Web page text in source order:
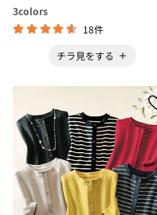
3colors
18件
チラ見をする